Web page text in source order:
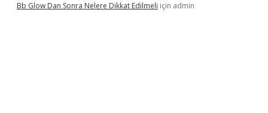
Bb Glow Dan Sonra Nelere Dikkat Edilmeli için admin